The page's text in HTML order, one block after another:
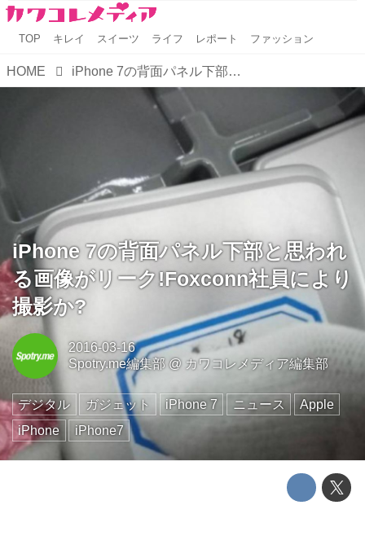
TOP キレイ スイーツ ライフ レポート ファッション
HOME iPhone 7の背面パネル下部と思われる画像がリーク!Foxconn社員により撮影か?
iPhone 7の背面パネル下部と思われ
る画像がリーク!Foxconn社員により
撮影か?
2016-03-16
Spotry.me編集部 @ カワコレメディア編集部
デジタル ガジェット iPhone 7 ニュース
Apple
iPhone
iPhone7